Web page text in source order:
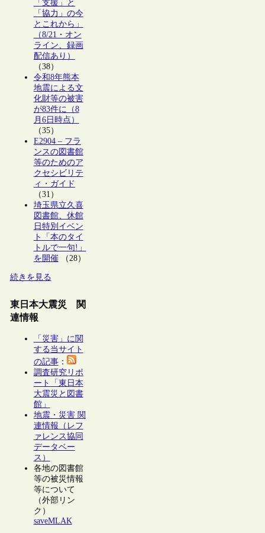
「支援」と
「協力」の今
とこれから」
（8/21・オン
ライン、録画
配信あり）
（38）
令和8年熊本
地震による文
化財等の被害
が83件に（8
月6日時点）
（35）
E2904 – フラ
ンスの図書館
等のためのア
クセシビリテ
ィ・ガイド
（31）
埼玉県立久喜
図書館、休館
日特別イベン
ト「本のタイ
トルで一句!」
を開催（28）
続きを見る
東日本大震災 関
連情報
「災害」に関
する当サイト
の記事：
調査研究リポ
ート「東日本
大震災と図書
館」
地震・災害 関
連情報（レフ
ァレンス協同
データベー
ス）
各地の図書館
等の被災情報
等について
（外部リン
ク）
saveMLAK